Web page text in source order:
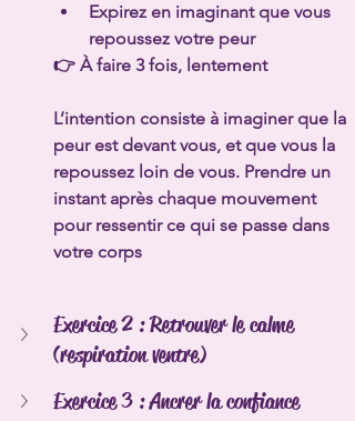
Expirez en imaginant que vous
repoussez votre peur
👉 À faire 3 fois, lentement
L’intention consiste à imaginer que la
peur est devant vous, et que vous la
repoussez loin de vous. Prendre un
instant après chaque mouvement
pour ressentir ce qui se passe dans
votre corps
Exercice 2 : Retrouver le calme
(respiration ventre)
Exercice 3 : Ancrer la confiance